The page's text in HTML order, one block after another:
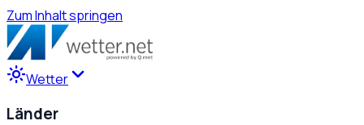
Zum Inhalt springen
Wetter
Länder